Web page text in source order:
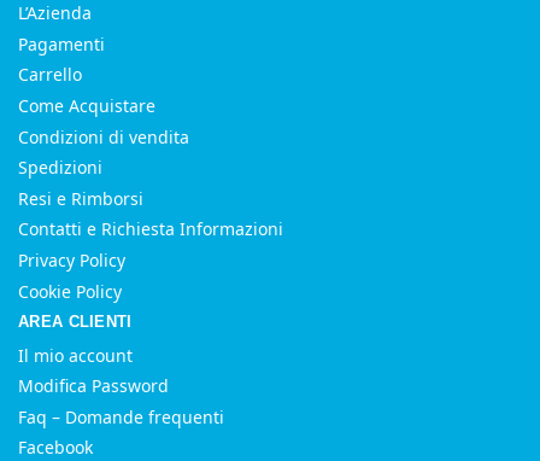
L’Azienda
Pagamenti
Carrello
Come Acquistare
Condizioni di vendita
Spedizioni
Resi e Rimborsi
Contatti e Richiesta Informazioni
Privacy Policy
Cookie Policy
AREA CLIENTI
Il mio account
Modifica Password
Faq – Domande frequenti
Facebook